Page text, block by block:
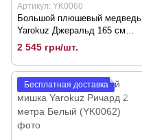
Артикул: YK0060
Большой плюшевый медведь
Yarokuz Джеральд 165 см
Шоколадный (YK0060)
2 545 грн/шт.
Бесплатная доставка